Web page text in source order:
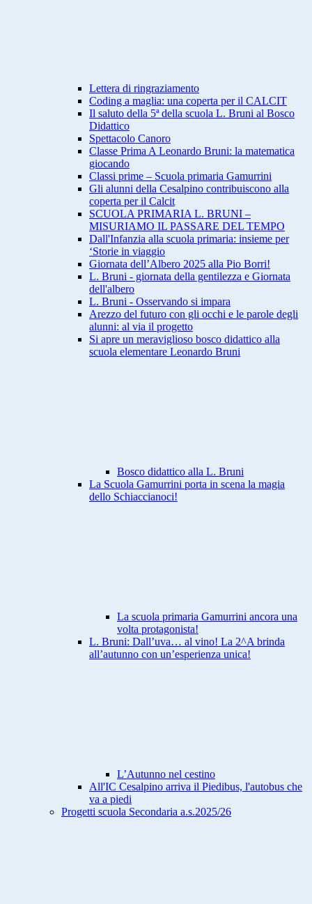
Lettera di ringraziamento
Coding a maglia: una coperta per il CALCIT
Il saluto della 5ª della scuola L. Bruni al Bosco
Didattico
Spettacolo Canoro
Classe Prima A Leonardo Bruni: la matematica
giocando
Classi prime – Scuola primaria Gamurrini
Gli alunni della Cesalpino contribuiscono alla
coperta per il Calcit
SCUOLA PRIMARIA L. BRUNI –
MISURIAMO IL PASSARE DEL TEMPO
Dall'Infanzia alla scuola primaria: insieme per
‘Storie in viaggio
Giornata dell’Albero 2025 alla Pio Borri!
L. Bruni - giornata della gentilezza e Giornata
dell'albero
L. Bruni - Osservando si impara
Arezzo del futuro con gli occhi e le parole degli
alunni: al via il progetto
Si apre un meraviglioso bosco didattico alla
scuola elementare Leonardo Bruni
Bosco didattico alla L. Bruni
La Scuola Gamurrini porta in scena la magia
dello Schiaccianoci!
La scuola primaria Gamurrini ancora una
volta protagonista!
L. Bruni: Dall’uva… al vino! La 2^A brinda
all’autunno con un’esperienza unica!
L’Autunno nel cestino
All'IC Cesalpino arriva il Piedibus, l'autobus che
va a piedi
Progetti scuola Secondaria a.s.2025/26